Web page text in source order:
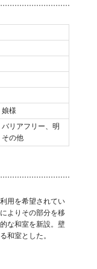
様
リアフリー、明
その他
用を希望されてい
よりその部分を移
な和室を新設。壁
和室とした。